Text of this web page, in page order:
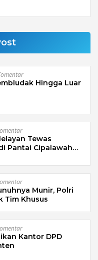
Hingga Luar
Tewas
Pantai Cipalawah
Munir, Polri
Tim Khusus
Kantor DPD